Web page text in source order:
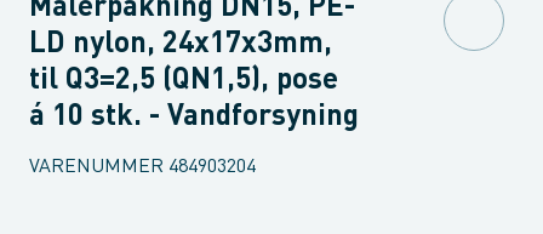
Målerpakning DN15, PE-
LD nylon, 24x17x3mm,
til Q3=2,5 (QN1,5), pose
á 10 stk. - Vandforsyning
VARENUMMER 484903204